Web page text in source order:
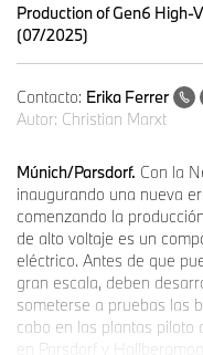
Production of Gen6 High-
(07/2025)
Contacto: Erika Ferrer
Autor: Christian Marxt
Múnich/Parsdorf. Con la
inaugurando una nueva
comenzando la
de alto voltaje es un
eléctrico. Antes de que
gran escala, deben
someterse a pruebas las
cabo en las plantas piloto
en Parsdorf y